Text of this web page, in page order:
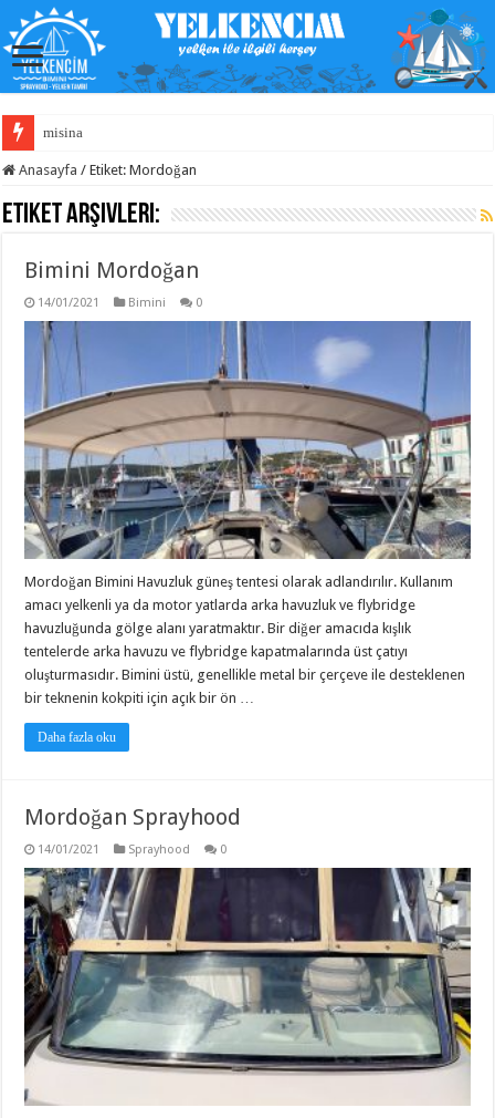
misina
Anasayfa / Etiket:Mordoğan
Etiket Arşivleri:
Bimini Mordoğan
14/01/2021 Bimini 0
Mordoğan Bimini Havuzluk güneş tentesi olarak adlandırılır. Kullanım
amacı yelkenli ya da motor yatlarda arka havuzluk ve flybridge
havuzluğunda gölge alanı yaratmaktır. Bir diğer amacıda kışlık
tentelerde arka havuzu ve flybridge kapatmalarında üst çatıyı
oluşturmasıdır. Bimini üstü, genellikle metal bir çerçeve ile desteklenen
bir teknenin kokpiti için açık bir ön …
Daha fazla oku
Mordoğan Sprayhood
14/01/2021 Sprayhood 0